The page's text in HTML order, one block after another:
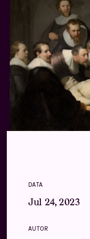
DATA
Jul 24, 2023
AUTOR